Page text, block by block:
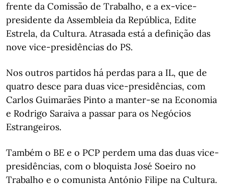
frente da Comissão de Trabalho, e a ex-vice-
presidente da Assembleia da República, Edite
Estrela, da Cultura. Atrasada está a definição das
nove vice-presidências do PS.
Nos outros partidos há perdas para a IL, que de
quatro desce para duas vice-presidências, com
Carlos Guimarães Pinto a manter-se na Economia
e Rodrigo Saraiva a passar para os Negócios
Estrangeiros.
Também o BE e o PCP perdem uma das duas vice-
presidências, com o bloquista José Soeiro no
Trabalho e o comunista António Filipe na Cultura.